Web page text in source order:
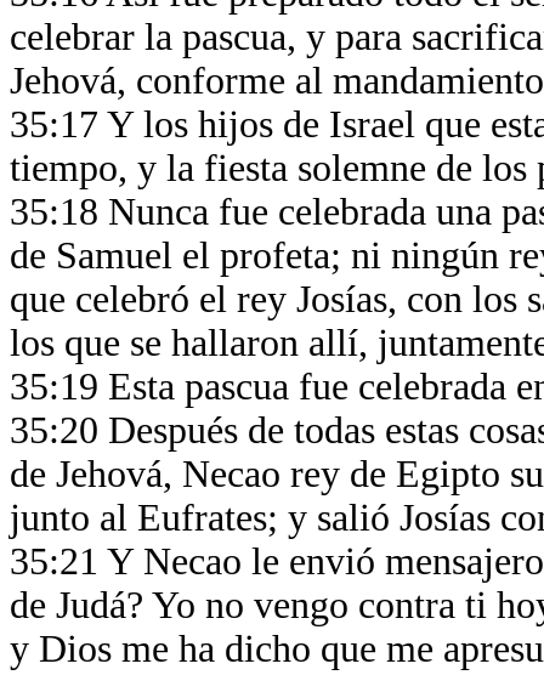
celebrar la pascua, y para
Jehová, conforme al
35:17 Y los hijos de Israel que
tiempo, y la fiesta solemne de los
35:18 Nunca fue celebrada una
de Samuel el profeta; ni ningún
que celebró el rey Josías, con los
los que se hallaron allí,
35:19 Esta pascua fue celebrada
35:20 Después de todas estas
de Jehová, Necao rey de Egipto
junto al Eufrates; y salió Josías
35:21 Y Necao le envió
de Judá? Yo no vengo contra ti
y Dios me ha dicho que me